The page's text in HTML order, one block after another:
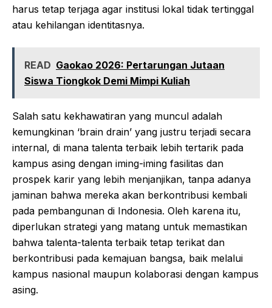
harus tetap terjaga agar institusi lokal tidak tertinggal
atau kehilangan identitasnya.
READ Gaokao 2026: Pertarungan Jutaan
Siswa Tiongkok Demi Mimpi Kuliah
Salah satu kekhawatiran yang muncul adalah
kemungkinan ‘brain drain’ yang justru terjadi secara
internal, di mana talenta terbaik lebih tertarik pada
kampus asing dengan iming-iming fasilitas dan
prospek karir yang lebih menjanjikan, tanpa adanya
jaminan bahwa mereka akan berkontribusi kembali
pada pembangunan di Indonesia. Oleh karena itu,
diperlukan strategi yang matang untuk memastikan
bahwa talenta-talenta terbaik tetap terikat dan
berkontribusi pada kemajuan bangsa, baik melalui
kampus nasional maupun kolaborasi dengan kampus
asing.